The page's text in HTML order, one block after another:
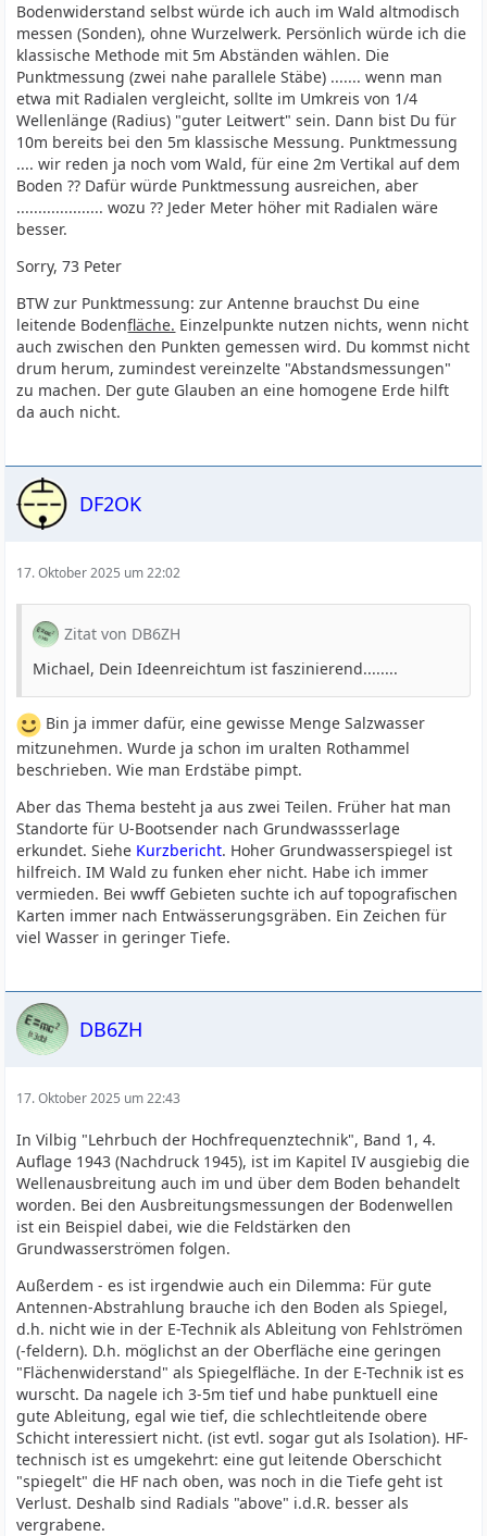
Bodenwiderstand selbst würde ich auch im Wald altmodisch
messen (Sonden), ohne Wurzelwerk. Persönlich würde ich die
klassische Methode mit 5m Abständen wählen. Die
Punktmessung (zwei nahe parallele Stäbe) ....... wenn man
etwa mit Radialen vergleicht, sollte im Umkreis von 1/4
Wellenlänge (Radius) "guter Leitwert" sein. Dann bist Du für
10m bereits bei den 5m klassische Messung. Punktmessung
.... wir reden ja noch vom Wald, für eine 2m Vertikal auf dem
Boden ?? Dafür würde Punktmessung ausreichen, aber
.................... wozu ?? Jeder Meter höher mit Radialen wäre
besser.
Sorry, 73 Peter
BTW zur Punktmessung: zur Antenne brauchst Du eine
leitende Bodenfläche. Einzelpunkte nutzen nichts, wenn nicht
auch zwischen den Punkten gemessen wird. Du kommst nicht
drum herum, zumindest vereinzelte "Abstandsmessungen"
zu machen. Der gute Glauben an eine homogene Erde hilft
da auch nicht.
DF2OK
17. Oktober 2025 um 22:02
Zitat von DB6ZH
Michael, Dein Ideenreichtum ist faszinierend........
Bin ja immer dafür, eine gewisse Menge Salzwasser
mitzunehmen. Wurde ja schon im uralten Rothammel
beschrieben. Wie man Erdstäbe pimpt.
Aber das Thema besteht ja aus zwei Teilen. Früher hat man
Standorte für U-Bootsender nach Grundwassserlage
erkundet. Siehe Kurzbericht. Hoher Grundwasserspiegel ist
hilfreich. IM Wald zu funken eher nicht. Habe ich immer
vermieden. Bei wwff Gebieten suchte ich auf topografischen
Karten immer nach Entwässerungsgräben. Ein Zeichen für
viel Wasser in geringer Tiefe.
DB6ZH
17. Oktober 2025 um 22:43
In Vilbig "Lehrbuch der Hochfrequenztechnik", Band 1, 4.
Auflage 1943 (Nachdruck 1945), ist im Kapitel IV ausgiebig die
Wellenausbreitung auch im und über dem Boden behandelt
worden. Bei den Ausbreitungsmessungen der Bodenwellen
ist ein Beispiel dabei, wie die Feldstärken den
Grundwasserströmen folgen.
Außerdem - es ist irgendwie auch ein Dilemma: Für gute
Antennen-Abstrahlung brauche ich den Boden als Spiegel,
d.h. nicht wie in der E-Technik als Ableitung von Fehlströmen
(-feldern). D.h. möglichst an der Oberfläche eine geringen
"Flächenwiderstand" als Spiegelfläche. In der E-Technik ist es
wurscht. Da nagele ich 3-5m tief und habe punktuell eine
gute Ableitung, egal wie tief, die schlechtleitende obere
Schicht interessiert nicht. (ist evtl. sogar gut als Isolation). HF-
technisch ist es umgekehrt: eine gut leitende Oberschicht
"spiegelt" die HF nach oben, was noch in die Tiefe geht ist
Verlust. Deshalb sind Radials "above" i.d.R. besser als
vergrabene.